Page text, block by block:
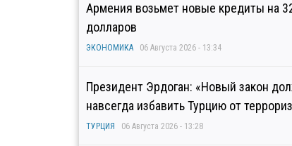
Армения возьмет новые кредиты на
долларов
ЭКОНОМИКА 06 Августа 2026 - 13:34
Президент Эрдоган: «Новый закон
навсегда избавить Турцию от
ТУРЦИЯ 06 Августа 2026 - 13:28